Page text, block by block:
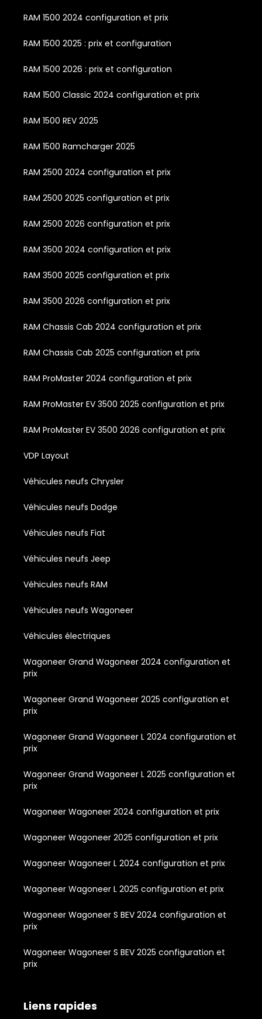
RAM 1500 2024 configuration et prix
RAM 1500 2025 : prix et configuration
RAM 1500 2026 : prix et configuration
RAM 1500 Classic 2024 configuration et prix
RAM 1500 REV 2025
RAM 1500 Ramcharger 2025
RAM 2500 2024 configuration et prix
RAM 2500 2025 configuration et prix
RAM 2500 2026 configuration et prix
RAM 3500 2024 configuration et prix
RAM 3500 2025 configuration et prix
RAM 3500 2026 configuration et prix
RAM Chassis Cab 2024 configuration et prix
RAM Chassis Cab 2025 configuration et prix
RAM ProMaster 2024 configuration et prix
RAM ProMaster EV 3500 2025 configuration et prix
RAM ProMaster EV 3500 2026 configuration et prix
VDP Layout
Véhicules neufs Chrysler
Véhicules neufs Dodge
Véhicules neufs Fiat
Véhicules neufs Jeep
Véhicules neufs RAM
Véhicules neufs Wagoneer
Véhicules électriques
Wagoneer Grand Wagoneer 2024 configuration et
prix
Wagoneer Grand Wagoneer 2025 configuration et
prix
Wagoneer Grand Wagoneer L 2024 configuration et
prix
Wagoneer Grand Wagoneer L 2025 configuration et
prix
Wagoneer Wagoneer 2024 configuration et prix
Wagoneer Wagoneer 2025 configuration et prix
Wagoneer Wagoneer L 2024 configuration et prix
Wagoneer Wagoneer L 2025 configuration et prix
Wagoneer Wagoneer S BEV 2024 configuration et
prix
Wagoneer Wagoneer S BEV 2025 configuration et
prix
Liens rapides